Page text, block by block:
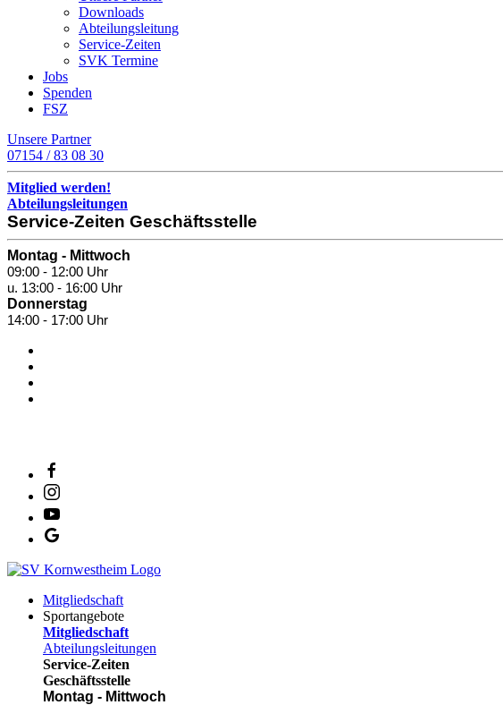
Downloads
Abteilungsleitung
Service-Zeiten
SVK Termine
Jobs
Spenden
FSZ
Unsere Partner
07154 / 83 08 30
Mitglied werden!
Abteilungsleitungen
Service-Zeiten Geschäftsstelle
Montag - Mittwoch
09:00 - 12:00 Uhr
u. 13:00 - 16:00 Uhr
Donnerstag
14:00 - 17:00 Uhr
Mitgliedschaft
Sportangebote
Mitgliedschaft
Abteilungsleitungen
Service-Zeiten
Geschäftsstelle
Montag - Mittwoch